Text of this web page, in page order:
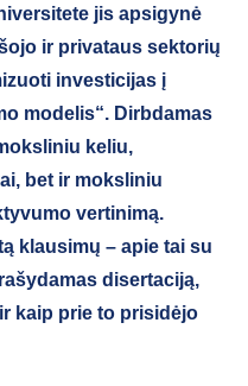
jis apsigynė
ir privataus sektorių
investicijas į
modelis“. Dirbdamas
keliu,
bet ir moksliniu
vertinimą.
klausimų – apie tai su
disertaciją,
kaip prie to prisidėjo